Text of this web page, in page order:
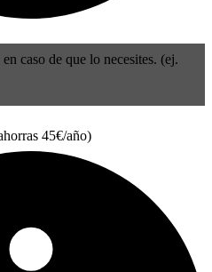
caso de que lo necesites. (ej.
45€/año)